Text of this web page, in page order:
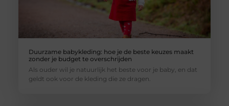
Duurzame babykleding: hoe je de beste keuzes maakt
zonder je budget te overschrijden
Als ouder wil je natuurlijk het beste voor je baby, en dat
geldt ook voor de kleding die ze dragen.